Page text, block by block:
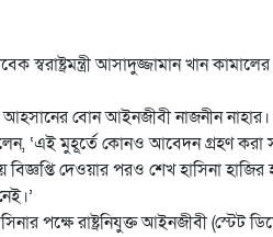
আসাদুজ্জামান খান
বোন আইনজীবী নাজনীন নাহার।
‘এই মুহূর্তে কোনও আবেদন গ্রহণ করা
দেওয়ার পরও শেখ হাসিনা
রাষ্ট্রনিযুক্ত আইনজীবী (স্টেট